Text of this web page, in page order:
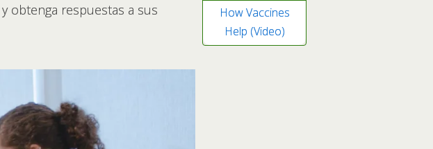
How Vaccines
Help (Video)
obtenga respuestas a sus